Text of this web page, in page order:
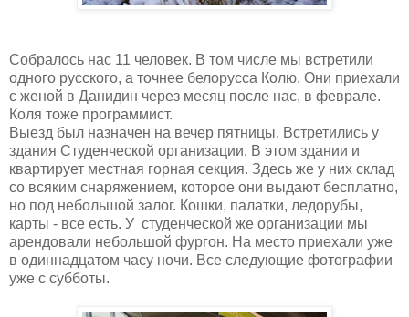
Собралось нас 11 человек. В том числе мы встретили
одного русского, а точнее белорусса Колю. Они приехали
с женой в Данидин через месяц после нас, в феврале.
Коля тоже программист.
Выезд был назначен на вечер пятницы. Встретились у
здания Студенческой организации. В этом здании и
квартирует местная горная секция. Здесь же у них склад
со всяким снаряжением, которое они выдают бесплатно,
но под небольшой залог. Кошки, палатки, ледорубы,
карты - все есть. У студенческой же организации мы
арендовали небольшой фургон. На место приехали уже
в одиннадцатом часу ночи. Все следующие фотографии
уже с субботы.